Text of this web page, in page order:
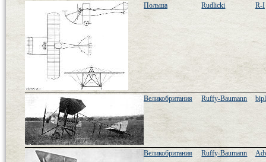
Польша Rudlicki R-I
Великобритания Ruffy-Baumann
Великобритания Ruffy-Baumann